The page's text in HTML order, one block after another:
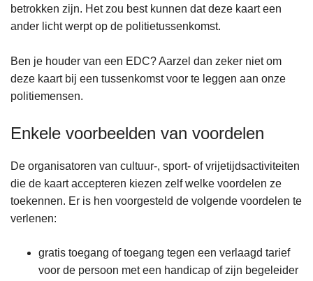
betrokken zijn. Het zou best kunnen dat deze kaart een
ander licht werpt op de politietussenkomst.
Ben je houder van een EDC? Aarzel dan zeker niet om
deze kaart bij een tussenkomst voor te leggen aan onze
politiemensen.
Enkele voorbeelden van voordelen
De organisatoren van cultuur-, sport- of vrijetijdsactiviteiten
die de kaart accepteren kiezen zelf welke voordelen ze
toekennen. Er is hen voorgesteld de volgende voordelen te
verlenen:
gratis toegang of toegang tegen een verlaagd tarief
voor de persoon met een handicap of zijn begeleider